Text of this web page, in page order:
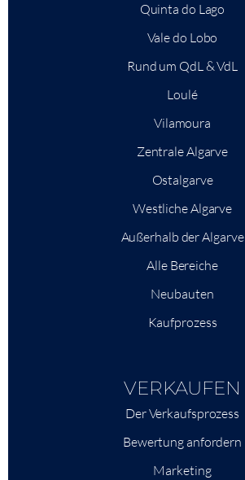
Quinta do Lago
Vale do Lobo
Rund um QdL & VdL
Loulé
Vilamoura
Zentrale Algarve
Ostalgarve
Westliche Algarve
Außerhalb der Algarve
Alle Bereiche
Neubauten
Kaufprozess
VERKAUFEN
Der Verkaufsprozess
Bewertung anfordern
Marketing